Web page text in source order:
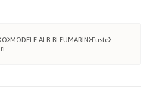
MODELE ALB-BLEUMARIN Fuste